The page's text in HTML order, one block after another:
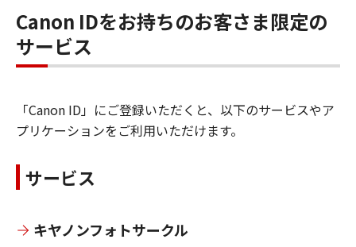
Canon IDをお持ちのお客さま限定の
サービス
「Canon ID」にご登録いただくと、以下のサービスやア
プリケーションをご利用いただけます。
サービス
キヤノンフォトサークル